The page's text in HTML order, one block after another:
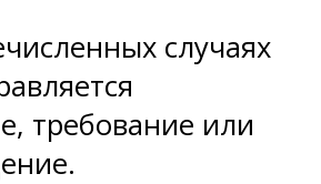
случаях
требование или